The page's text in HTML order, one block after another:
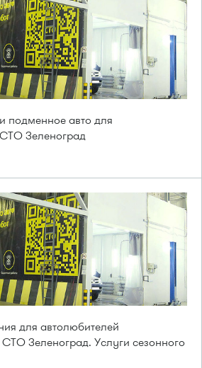
подменное авто для
Зеленоград
для автолюбителей
Зеленоград. Услуги сезонного